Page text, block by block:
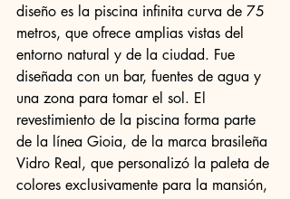
diseño es la piscina infinita curva de 75
metros, que ofrece amplias vistas del
entorno natural y de la ciudad. Fue
diseñada con un bar, fuentes de agua y
una zona para tomar el sol. El
revestimiento de la piscina forma parte
de la línea Gioia, de la marca brasileña
Vidro Real, que personalizó la paleta de
colores exclusivamente para la mansión,